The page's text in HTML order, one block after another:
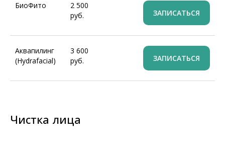
БиоФито
2 500
руб.
ЗАПИСАТЬСЯ
Аквапилинг
(Hydrafacial)
3 600
руб.
ЗАПИСАТЬСЯ
Чистка лица